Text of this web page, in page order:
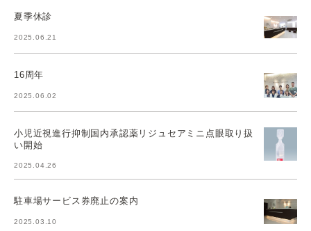
夏季休診
2025.06.21
16周年
2025.06.02
小児近視進行抑制国内承認薬リジュセアミニ点眼取り扱
い開始
2025.04.26
駐車場サービス券廃止の案内
2025.03.10